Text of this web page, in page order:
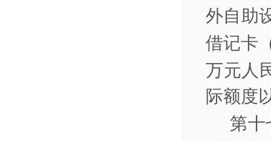
外自助
借记卡
万元人
际额度
第十